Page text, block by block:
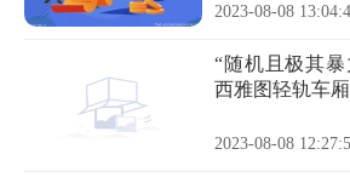
2023-08-08
“随机且极其
西雅图轻轨车
2023-08-08